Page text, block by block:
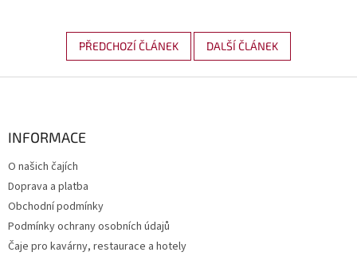
PŘEDCHOZÍ ČLÁNEK DALŠÍ ČLÁNEK
INFORMACE
O našich čajích
Doprava a platba
Obchodní podmínky
Podmínky ochrany osobních údajů
Čaje pro kavárny, restaurace a hotely